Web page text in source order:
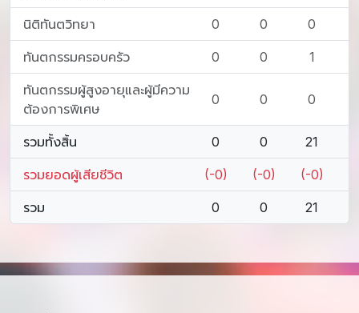
นิติทันตวิทยา 0 0 0
ทันตกรรมครอบครัว 0 0 1
ทันตกรรมผู้สูงอายุและผู้มีความ
ต้องการพิเศษ
0 0 0
รวมทั้งสิ้น 0 0 21
รวมยอดผู้เสียชีวิต (-0) (-0) (-0)
รวม 0 0 21